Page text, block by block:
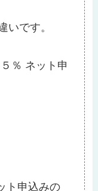
いです。
％ ネット申
ト申込みの